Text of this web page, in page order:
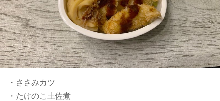
・ささみカツ
・たけのこ土佐煮